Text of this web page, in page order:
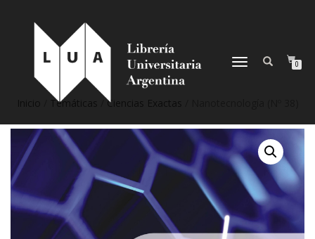
NAVEGACIÓN
0
Temáticas /Ciencias Exactas